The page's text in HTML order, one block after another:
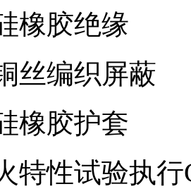
硅橡胶绝缘
铜丝编织屏蔽
硅橡胶护套
特性试验执行